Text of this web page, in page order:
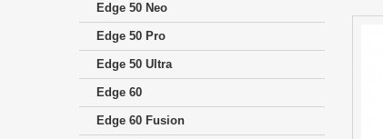
Edge 50 Neo
Edge 50 Pro
Edge 50 Ultra
Edge 60
Edge 60 Fusion